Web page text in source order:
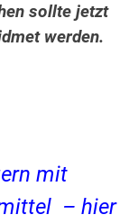
sollte jetzt
werden.
mit
– hier